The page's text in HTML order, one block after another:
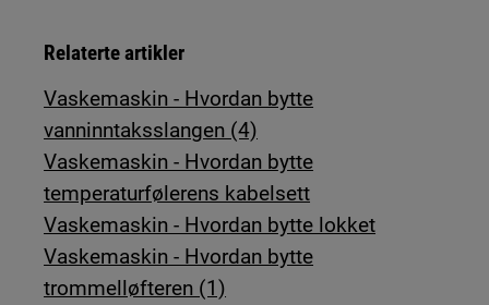
Relaterte artikler
Vaskemaskin - Hvordan bytte
vanninntaksslangen (4)
Vaskemaskin - Hvordan bytte
temperaturfølerens kabelsett
Vaskemaskin - Hvordan bytte lokket
Vaskemaskin - Hvordan bytte
trommelløfteren (1)